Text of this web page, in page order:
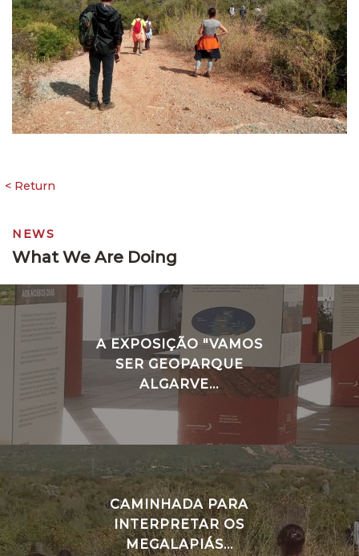
NEWS
What We Are Doing
A EXPOSIÇÃO "VAMOS
SER GEOPARQUE
ALGARVE...
CAMINHADA PARA
INTERPRETAR OS
MEGALAPIÁS...